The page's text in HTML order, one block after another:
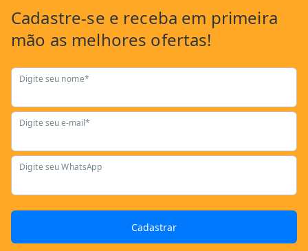
Cadastre-se e receba em primeira
mão as melhores ofertas!
Digite seu nome*
Digite seu e-mail*
Digite seu WhatsApp
Cadastrar